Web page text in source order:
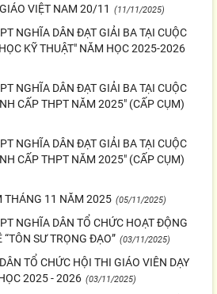
VIỆT NAM 20/11
(11/11/2025)
NGHĨA DÂN ĐẠT GIẢI BA TẠI CUỘC
KỸ THUẬT" NĂM HỌC 2025-2026
NGHĨA DÂN ĐẠT GIẢI BA TẠI CUỘC
CẤP THPT NĂM 2025" (CẤP CỤM)
NGHĨA DÂN ĐẠT GIẢI BA TẠI CUỘC
CẤP THPT NĂM 2025" (CẤP CỤM)
THÁNG 11 NĂM 2025 (05/11/2025)
NGHĨA DÂN TỔ CHỨC HOẠT ĐỘNG
SƯ TRỌNG ĐẠO” (03/11/2025)
TỔ CHỨC HỘI THI GIÁO VIÊN DẠY
2025 - 2026 (03/11/2025)